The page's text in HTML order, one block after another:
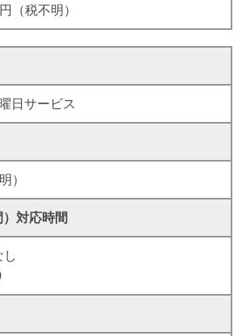
（税不明）
日サービス
）
対応時間
し